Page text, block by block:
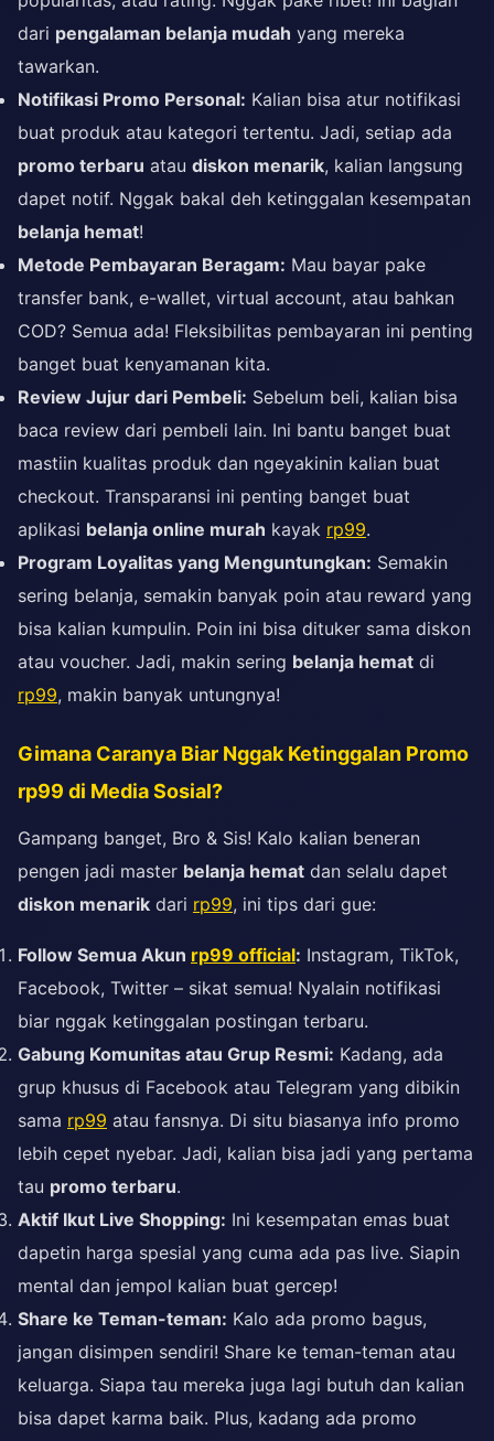
dari pengalaman belanja mudah yang mereka
tawarkan.
Notifikasi Promo Personal: Kalian bisa atur notifikasi
buat produk atau kategori tertentu. Jadi, setiap ada
promo terbaru atau diskon menarik, kalian langsung
dapet notif. Nggak bakal deh ketinggalan kesempatan
belanja hemat!
Metode Pembayaran Beragam: Mau bayar pake
transfer bank, e-wallet, virtual account, atau bahkan
COD? Semua ada! Fleksibilitas pembayaran ini penting
banget buat kenyamanan kita.
Review Jujur dari Pembeli: Sebelum beli, kalian bisa
baca review dari pembeli lain. Ini bantu banget buat
mastiin kualitas produk dan ngeyakinin kalian buat
checkout. Transparansi ini penting banget buat
aplikasi belanja online murah kayak rp99.
Program Loyalitas yang Menguntungkan: Semakin
sering belanja, semakin banyak poin atau reward yang
bisa kalian kumpulin. Poin ini bisa dituker sama diskon
atau voucher. Jadi, makin sering belanja hemat di
rp99, makin banyak untungnya!
Gimana Caranya Biar Nggak Ketinggalan Promo
rp99 di Media Sosial?
Gampang banget, Bro & Sis! Kalo kalian beneran
pengen jadi master belanja hemat dan selalu dapet
diskon menarik dari rp99, ini tips dari gue:
Follow Semua Akun rp99 official: Instagram, TikTok,
Facebook, Twitter – sikat semua! Nyalain notifikasi
biar nggak ketinggalan postingan terbaru.
Gabung Komunitas atau Grup Resmi: Kadang, ada
grup khusus di Facebook atau Telegram yang dibikin
sama rp99 atau fansnya. Di situ biasanya info promo
lebih cepet nyebar. Jadi, kalian bisa jadi yang pertama
tau promo terbaru.
Aktif Ikut Live Shopping: Ini kesempatan emas buat
dapetin harga spesial yang cuma ada pas live. Siapin
mental dan jempol kalian buat gercep!
Share ke Teman-teman: Kalo ada promo bagus,
jangan disimpen sendiri! Share ke teman-teman atau
keluarga. Siapa tau mereka juga lagi butuh dan kalian
bisa dapet karma baik. Plus, kadang ada promo